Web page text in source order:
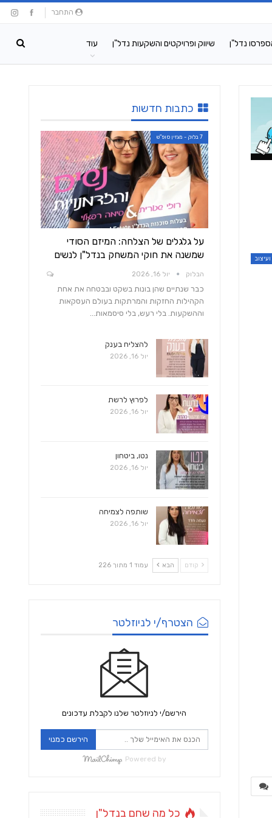
התחבר
נדל"ן שיווק ופרויקטים והשקעות נדל"ן עוד
כתבות חדשות
7 בלוק - מגזין סופ"ש
על גלגלים של הצלחה: המיזם הסודי
שמשנה את חוקי המשחק בנדל"ן לנשים
הבלוק יול 16, 2026
כבר שנתיים שהן בונות בשקט ובבטחה את אחת
הקהילות החזקות והמרתקות בעולם העסקאות
וההשקעות. בלי רעש, בלי סיסמאות…
להצליח בענק
יול 16, 2026
לפרוץ לרשת
יול 16, 2026
נטו, ביטחון
יול 16, 2026
שותפה לצמיחה
יול 16, 2026
קודם הבא עמוד 1 מתוך 226
הצטרף/י לניוזלטר
הירשם/י לניוזלטר שלנו לקבלת עדכונים
הירשם כמנוי
Powered by
כל מה שחם בנדל"ן